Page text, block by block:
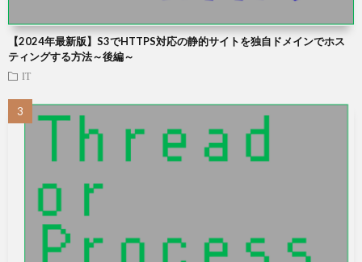
【2024年最新版】S3でHTTPS対応の静的サイトを独自ドメインでホス
ティングする方法～後編～
IT